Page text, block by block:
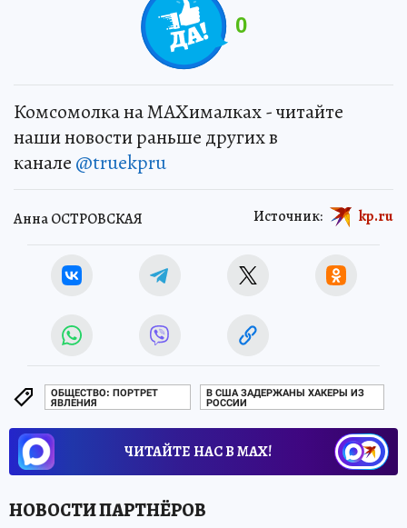
0
Комсомолка на MAXималках - читайте
наши новости раньше других в
канале @truekpru
Анна ОСТРОВСКАЯ Источник: kp.ru
ОБЩЕСТВО: ПОРТРЕТ
ЯВЛЕНИЯ
В США ЗАДЕРЖАНЫ ХАКЕРЫ ИЗ
РОССИИ
ЧИТАЙТЕ НАС В МАХ!